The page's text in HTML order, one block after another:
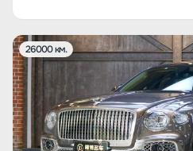
26000 км.